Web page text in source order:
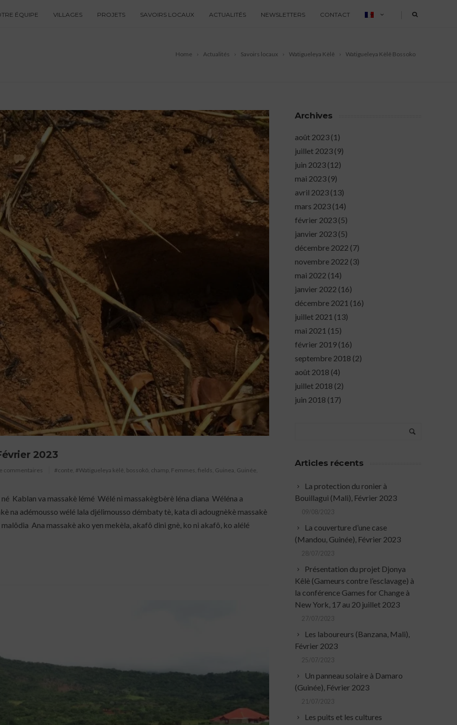
ÉQUIPE VILLAGES PROJETS SAVOIRS LOCAUX ACTUALITÉS NEWSLETTERS CONTACT
Home Actualités Savoirs locaux Watigueleya Kèlê Watigueleya Kèlê Bossoko
2023
commentaires #conte #Watigueleya kèlê bossokô champ Femmes fields Guinea Guinée
Kablan va massakè lémé Wélé ni massakègbèrè léna diana Wéléna a
na adémousso wélé lala djélimousso démbaty tè, kata di adougnèkè massakè
Ana massakè ako yen mekèla, akafô dini gnè, ko ni akafô, ko alélé
Archives
août 2023 (1)
juillet 2023 (9)
juin 2023 (12)
mai 2023 (9)
avril 2023 (13)
mars 2023 (14)
février 2023 (5)
janvier 2023 (5)
décembre 2022 (7)
novembre 2022 (3)
mai 2022 (14)
janvier 2022 (16)
décembre 2021 (16)
juillet 2021 (13)
mai 2021 (15)
février 2019 (16)
septembre 2018 (2)
août 2018 (4)
juillet 2018 (2)
juin 2018 (17)
Articles récents
La protection du ronier à
Bouillagui (Mali), Février 2023
09/08/2023
La couverture d’une case
(Mandou, Guinée), Février 2023
28/07/2023
Présentation du projet Djonya
Kêlè (Gameurs contre l’esclavage) à
la conférence Games for Change à
New York, 17 au 20 juillet 2023
27/07/2023
Les laboureurs (Banzana, Mali),
Février 2023
25/07/2023
Un panneau solaire à Damaro
(Guinée), Février 2023
21/07/2023
Les puits et les cultures